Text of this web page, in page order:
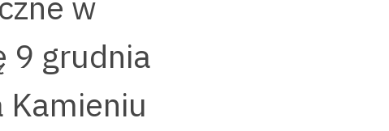
9 grudnia
Kamieniu